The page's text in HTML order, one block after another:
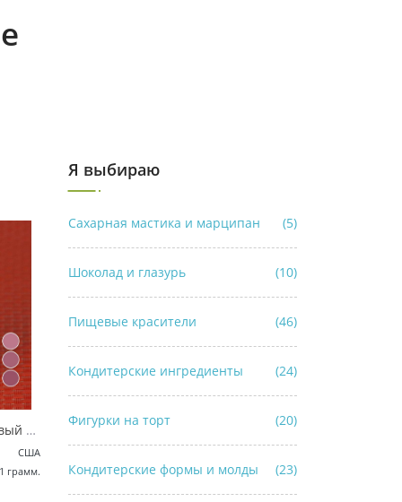
Electric Purple, гелевый краситель AmeriColor
США
грамм.
Я выбираю
Сахарная мастика и марципан (5)
Шоколад и глазурь (10)
Пищевые красители (46)
Кондитерские ингредиенты (24)
Фигурки на торт (20)
Кондитерские формы и молды (23)